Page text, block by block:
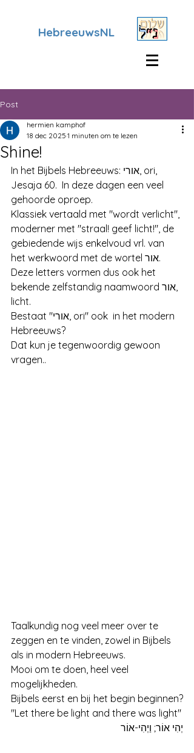
HebreeuwsNL
Post
Shine!
hermien kamphof
18 dec 2025 1 minuten om te lezen
In het Bijbels Hebreeuws: אורי, ori,
Jesaja 60.  In deze dagen een veel
gehoorde oproep.
Klassiek vertaald met "wordt verlicht",
moderner met "straal! geef licht!", de
gebiedende wijs enkelvoud vrl. van
het werkwoord met de wortel אור.
Deze letters vormen dus ook het
bekende zelfstandig naamwoord אור,
licht.
Bestaat "אורי, ori" ook  in het modern
Hebreeuws?
Dat kun je tegenwoordig gewoon
vragen..
Taalkundig nog veel meer over te
zeggen en te vinden, zowel in Bijbels
als in modern Hebreeuws.
Mooi om te doen, heel veel
mogelijkheden.
Bijbels eerst en bij het begin beginnen?
"Let there be light and there was light"
יְהִי אוֹר; וַיְהִי-אוֹר